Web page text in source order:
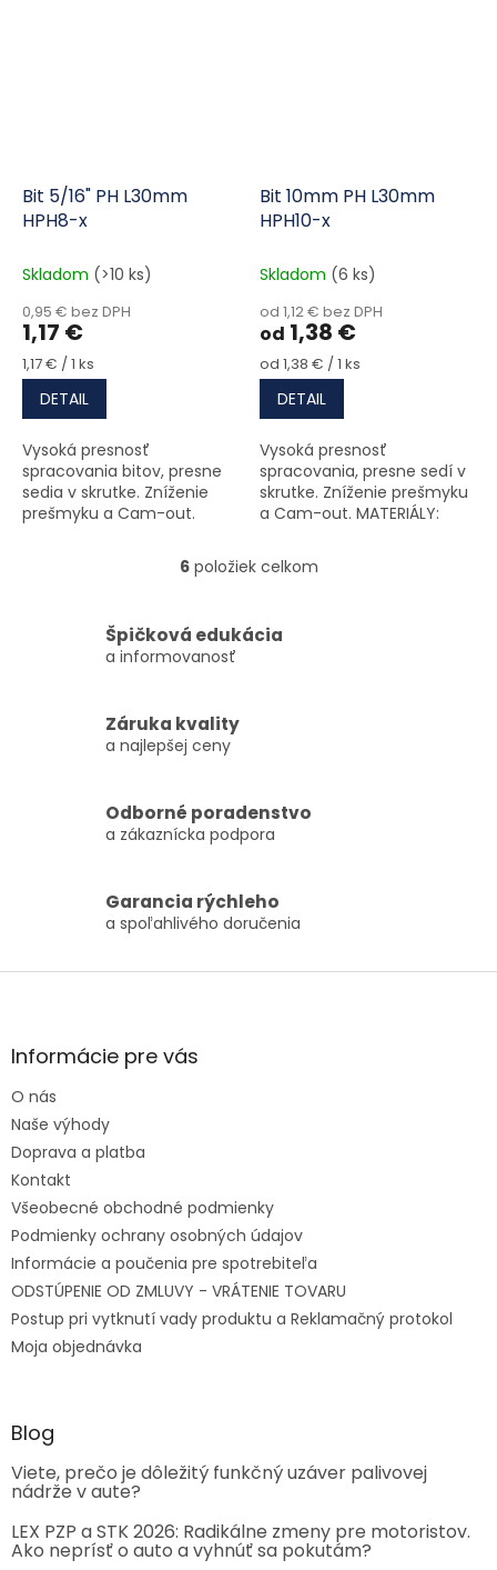
Bit 5/16" PH L30mm
HPH8-x
Skladom (>10 ks)
0,95 € bez DPH
1,17 €
Jednotková cena:
1,17 € / 1 ks
DETAIL
Vysoká presnosť
spracovania bitov, presne
sedia v skrutke. Zníženie
prešmyku a Cam-out.
Bit 10mm PH L30mm
HPH10-x
Skladom (6 ks)
od 1,12 € bez DPH
od 1,38 €
Jednotková cena:
od 1,38 € / 1 ks
DETAIL
Vysoká presnosť
spracovania, presne sedí v
skrutke. Zníženie prešmyku
a Cam-out. MATERIÁLY:
a temperovaná na
maximálnu kapacitu.
Ovládacie prvky výpisu
6položiek celkom
Špičková edukácia
a informovanosť
Záruka kvality
a najlepšej ceny
Odborné poradenstvo
a zákaznícka podpora
Garancia rýchleho
a spoľahlivého doručenia
Zápätie
Informácie pre vás
O nás
Naše výhody
Doprava a platba
Kontakt
Všeobecné obchodné podmienky
Podmienky ochrany osobných údajov
Informácie a poučenia pre spotrebiteľa
ODSTÚPENIE OD ZMLUVY - VRÁTENIE TOVARU
Postup pri vytknutí vady produktu a Reklamačný protokol
Moja objednávka
Blog
Viete, prečo je dôležitý funkčný uzáver palivovej
nádrže v aute?
LEX PZP a STK 2026: Radikálne zmeny pre motoristov.
Ako neprísť o auto a vyhnúť sa pokutám?